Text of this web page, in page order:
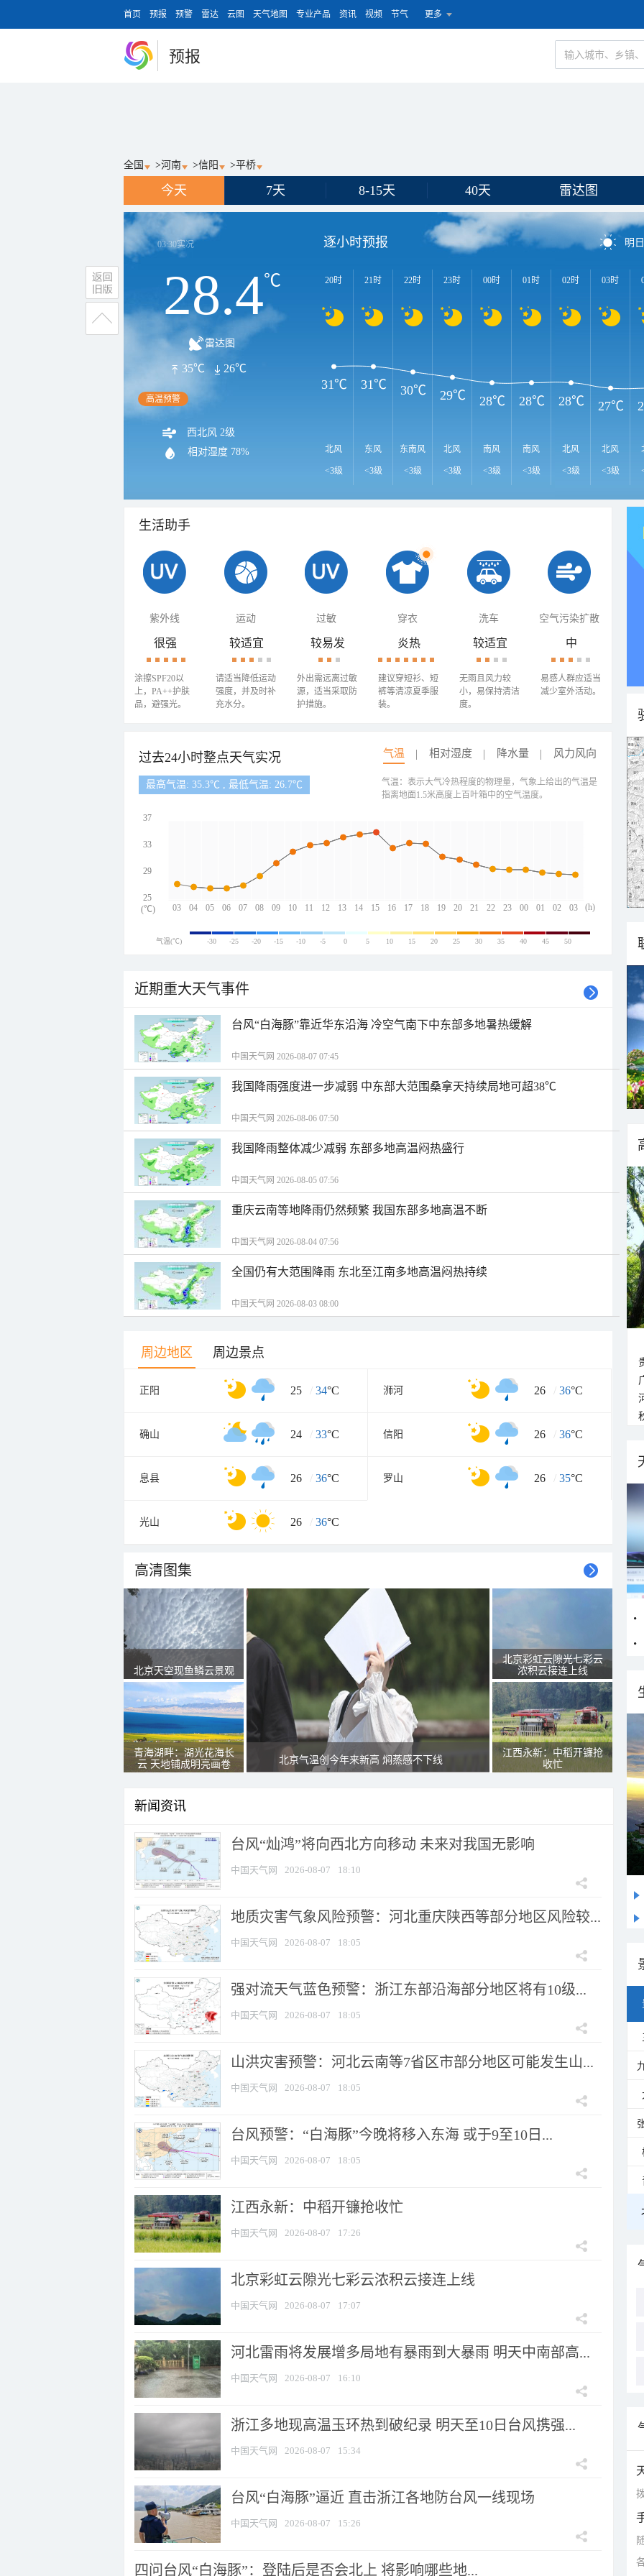
首页 预报 预警 雷达 云图 天气地图 专业产品 资讯 视频 节气 更多
预报
全国 >河南 >信阳 >平桥
今天 7天 8-15天 40天 雷达图
03:30实况
28.4℃
雷达图
35℃ 26℃
高温预警
西北风 2级
相对湿度 78%
逐小时预报 明
20时
北风
<3级
21时
东风
<3级
22时
东南风
<3级
23时
北风
<3级
00时
南风
<3级
01时
南风
<3级
02时
北风
<3级
03时
北风
<3级
31℃ 31℃ 30℃ 29℃ 28℃ 28℃ 28℃ 27℃
生活助手
紫外线 运动 过敏 穿衣 洗车 空气污染扩散
很强
涂擦SPF20以
上，PA++护肤
品，避强光。
较适宜
请适当降低运动
强度，并及时补
充水分。
较易发
外出需远离过敏
源，适当采取防
护措施。
炎热
建议穿短衫、短
裤等清凉夏季服
装。
较适宜
无雨且风力较
小，易保持清洁
度。
中
易感人群应适当
减少室外活动。
过去24小时整点天气实况 气温 相对湿度 降水量 风力风向
最高气温: 35.3℃ , 最低气温: 26.7℃
03 04 05 06 07 08 09 10 11 12 13 14 15 16 17 18 19 20 21 22 23 00 01 02 03
37
33
29
25
(h)
(℃)
气温：表示大气冷热程度的物理量，气象上给出的气温是
指离地面1.5米高度上百叶箱中的空气温度。
气温(℃) -30 -25 -20 -15 -10 -5 0 5 10 15 20 25 30 35 40 45 50
近期重大天气事件
台风“白海豚”靠近华东沿海 冷空气南下中东部多地暑热缓解
中国天气网 2026-08-07 07:45
我国降雨强度进一步减弱 中东部大范围桑拿天持续局地可超38℃
中国天气网 2026-08-06 07:50
我国降雨整体减少减弱 东部多地高温闷热盛行
中国天气网 2026-08-05 07:56
重庆云南等地降雨仍然频繁 我国东部多地高温不断
中国天气网 2026-08-04 07:56
全国仍有大范围降雨 东北至江南多地高温闷热持续
中国天气网 2026-08-03 08:00
周边地区 周边景点
正阳 25 / 34°C 浉河 26 / 36°C
确山 24 / 33°C 信阳 26 / 36°C
息县 26 / 36°C 罗山 26 / 35°C
光山 26 / 36°C
高清图集
北京天空现鱼鳞云景观
青海湖畔：湖光花海长
云 天地铺成明亮画卷
北京气温创今年来新高 焖蒸感不下线
北京彩虹云隙光七彩云
浓积云接连上线
江西永新：中稻开镰抢
收忙
新闻资讯
台风“灿鸿”将向西北方向移动 未来对我国无影响
中国天气网 2026-08-07 18:10
地质灾害气象风险预警：河北重庆陕西等部分地区风险较...
中国天气网 2026-08-07 18:05
强对流天气蓝色预警：浙江东部沿海部分地区将有10级...
中国天气网 2026-08-07 18:05
山洪灾害预警：河北云南等7省区市部分地区可能发生山...
中国天气网 2026-08-07 18:05
台风预警：“白海豚”今晚将移入东海 或于9至10日...
中国天气网 2026-08-07 18:05
江西永新：中稻开镰抢收忙
中国天气网 2026-08-07 17:26
北京彩虹云隙光七彩云浓积云接连上线
中国天气网 2026-08-07 17:07
河北雷雨将发展增多局地有暴雨到大暴雨 明天中南部高...
中国天气网 2026-08-07 16:10
浙江多地现高温玉环热到破纪录 明天至10日台风携强...
中国天气网 2026-08-07 15:34
台风“白海豚”逼近 直击浙江各地防台风一线现场
中国天气网 2026-08-07 15:26
四问台风“白海豚”：登陆后是否会北上 将影响哪些地...